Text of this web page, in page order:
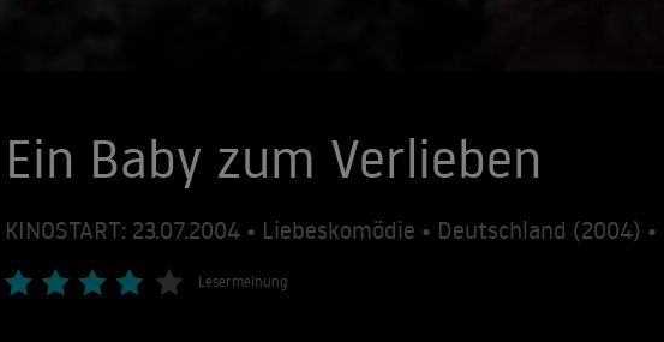
Ein Baby zum Verlieben
KINOSTART: 23.07.2004 • Liebeskomödie • Deutschland (2004)
Lesermeinung